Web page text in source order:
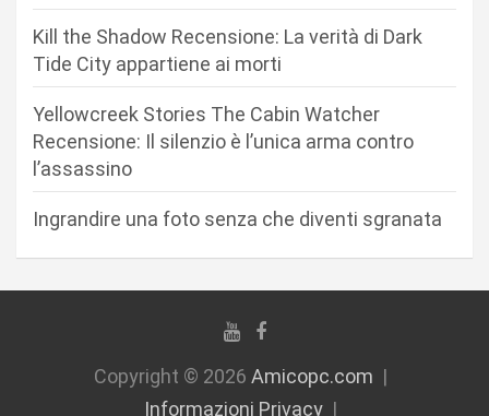
i
Kill the Shadow Recensione: La verità di Dark
Tide City appartiene ai morti
Yellowcreek Stories The Cabin Watcher
Recensione: Il silenzio è l’unica arma contro
l’assassino
Ingrandire una foto senza che diventi sgranata
Copyright © 2026 Amicopc.com
Informazioni Privacy